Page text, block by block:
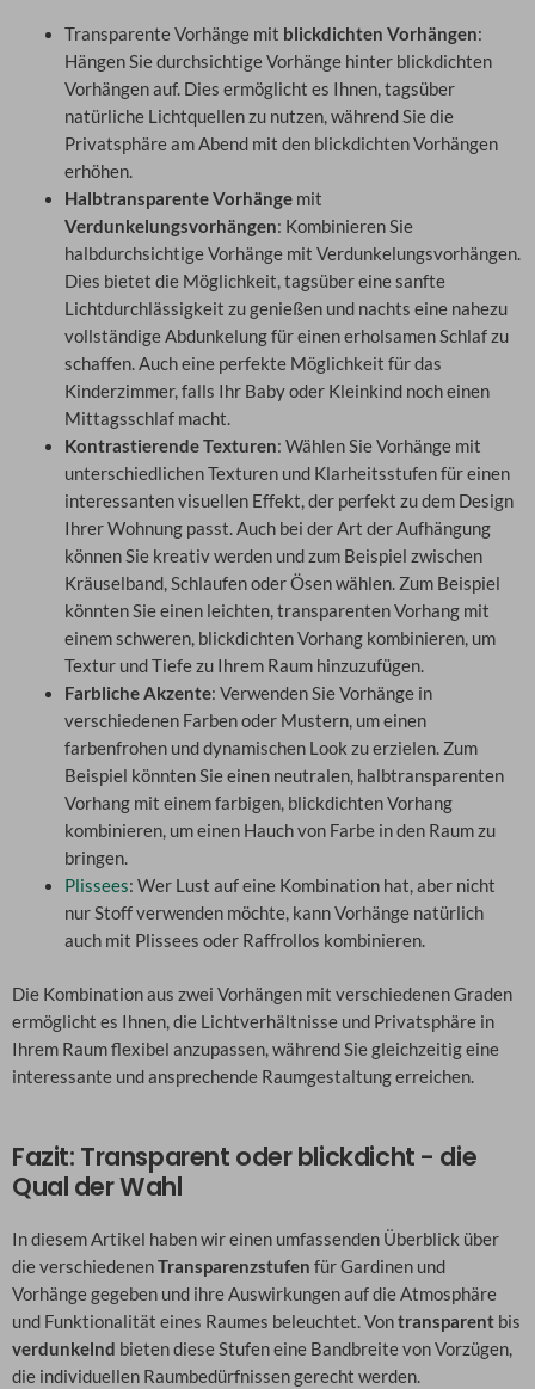
Transparente Vorhänge mit blickdichten Vorhängen:
Hängen Sie durchsichtige Vorhänge hinter blickdichten
Vorhängen auf. Dies ermöglicht es Ihnen, tagsüber
natürliche Lichtquellen zu nutzen, während Sie die
Privatsphäre am Abend mit den blickdichten Vorhängen
erhöhen.
Halbtransparente Vorhängemit
Verdunkelungsvorhängen: Kombinieren Sie
halbdurchsichtige Vorhänge mit Verdunkelungsvorhängen.
Dies bietet die Möglichkeit, tagsüber eine sanfte
Lichtdurchlässigkeit zu genießen und nachts eine nahezu
vollständige Abdunkelung für einen erholsamen Schlaf zu
schaffen. Auch eine perfekte Möglichkeit für das
Kinderzimmer, falls Ihr Baby oder Kleinkind noch einen
Mittagsschlaf macht.
Kontrastierende Texturen: Wählen Sie Vorhänge mit
unterschiedlichen Texturen und Klarheitsstufen für einen
interessanten visuellen Effekt, der perfekt zu dem Design
Ihrer Wohnung passt. Auch bei der Art der Aufhängung
können Sie kreativ werden und zum Beispiel zwischen
Kräuselband, Schlaufen oder Ösen wählen. Zum Beispiel
könnten Sie einen leichten, transparenten Vorhang mit
einem schweren, blickdichten Vorhang kombinieren, um
Textur und Tiefe zu Ihrem Raum hinzuzufügen.
Farbliche Akzente: Verwenden Sie Vorhänge in
verschiedenen Farben oder Mustern, um einen
farbenfrohen und dynamischen Look zu erzielen. Zum
Beispiel könnten Sie einen neutralen, halbtransparenten
Vorhang mit einem farbigen, blickdichten Vorhang
kombinieren, um einen Hauch von Farbe in den Raum zu
bringen.
Plissees: Wer Lust auf eine Kombination hat, aber nicht
nur Stoff verwenden möchte, kann Vorhänge natürlich
auch mit Plissees oder Raffrollos kombinieren.
Die Kombination aus zwei Vorhängen mit verschiedenen Graden
ermöglicht es Ihnen, die Lichtverhältnisse und Privatsphäre in
Ihrem Raum flexibel anzupassen, während Sie gleichzeitig eine
interessante und ansprechende Raumgestaltung erreichen.
Fazit: Transparent oder blickdicht - die
Qual der Wahl
In diesem Artikel haben wir einen umfassenden Überblick über
die verschiedenenTransparenzstufen für Gardinen und
Vorhänge gegeben und ihre Auswirkungen auf die Atmosphäre
und Funktionalität eines Raumes beleuchtet. Vontransparent bis
verdunkelnd bieten diese Stufen eine Bandbreite von Vorzügen,
die individuellen Raumbedürfnissen gerecht werden.